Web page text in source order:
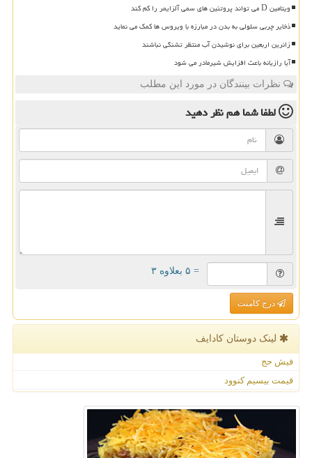
ویتامین D می تواند پروتئین های سمی آلزایمر را کم کند
ذخایر چربی سلولی به بدن در مبارزه با ویروس ها کمک می نماید
زائرین اربعین برای نوشیدن آب منتظر تشنگی نباشند
آیا رازیانه باعث افزایش شیرمادر می شود
نظرات بینندگان در مورد این مطلب
لطفا شما همنظر دهید
= ۵ بعلاوه ۳
درج کامنت
لینک دوستان كادایف
فیش حج
قیمت بیسیم کنوود